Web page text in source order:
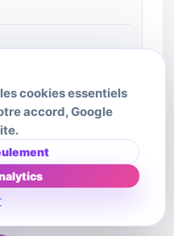
cookies essentiels
accord, Google